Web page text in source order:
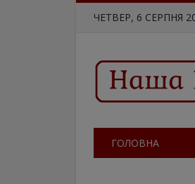
ЧЕТВЕР, 6 СЕРПНЯ
ГОЛОВНА